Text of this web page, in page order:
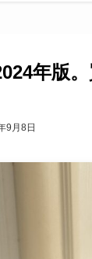
年版
9月8日